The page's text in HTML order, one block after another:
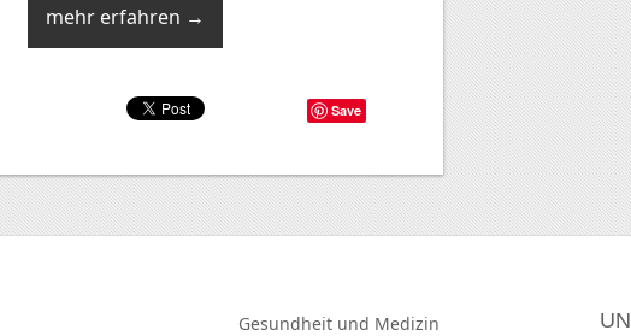
mehr erfahren →
Save
Gesundheit und Medizin
UN